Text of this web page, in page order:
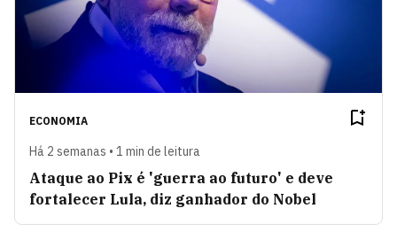
ECONOMIA
Há 2 semanas • 1 min de leitura
Ataque ao Pix é 'guerra ao futuro' e deve
fortalecer Lula, diz ganhador do Nobel